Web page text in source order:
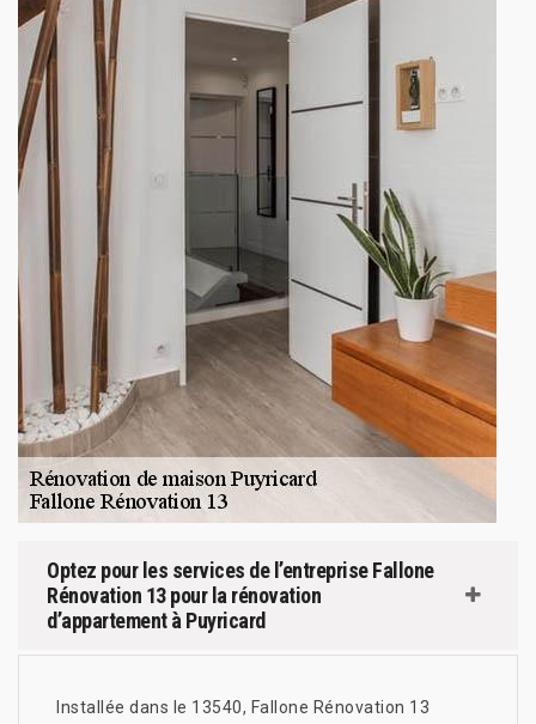
Optez pour les services de l’entreprise Fallone
Rénovation 13 pour la rénovation
d’appartement à Puyricard
Installée dans le 13540, Fallone Rénovation 13